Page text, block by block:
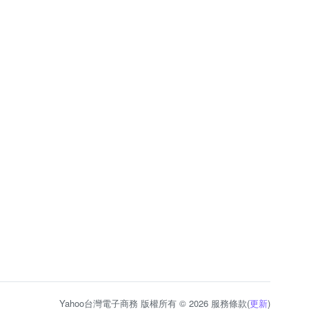
Yahoo台灣電子商務 版權所有 © 2026 服務條款(更新)